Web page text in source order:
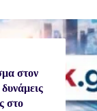
στον
στο